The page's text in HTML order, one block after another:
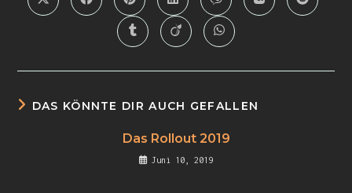
DAS KÖNNTE DIR AUCH GEFALLEN
Das Rollout 2019
Juni 10, 2019